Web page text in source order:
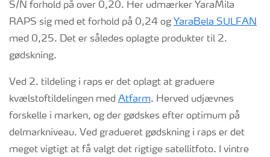
S/N forhold på over 0,20. Her udmærker YaraMila
RAPS sig med et forhold på 0,24 og YaraBela SULFAN
med 0,25. Det er således oplagte produkter til 2.
gødskning.
Ved 2. tildeling i raps er det oplagt at graduere
kvælstoftildelingen med Atfarm. Herved udjævnes
forskelle i marken, og der gødskes efter optimum på
delmarkniveau. Ved gradueret gødskning i raps er det
meget vigtigt at få valgt det rigtige satellitfoto. I vintre